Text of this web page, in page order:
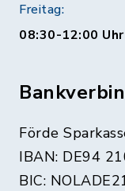
Freitag:
08:30-12:00 Uhr
Förde
IBAN: DE94
BIC: